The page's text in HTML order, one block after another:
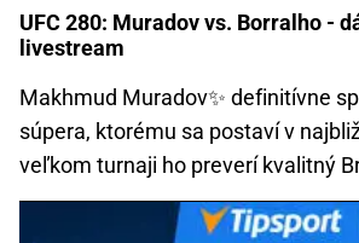
UFC 280: Muradov vs. Borralho -
livestream
Makhmud Muradov✨ definitívne
súpera, ktorému sa postaví v
veľkom turnaji ho preverí kvalitný